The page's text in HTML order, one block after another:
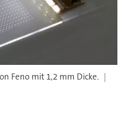
Feno mit 1,2 mm Dicke.